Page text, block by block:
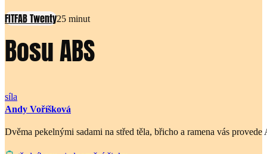
FITFAB Twenty25 minut
Bosu ABS
síla
Andy Voříšková
Dvěma pekelnými sadami na střed těla, břicho a ramena vás